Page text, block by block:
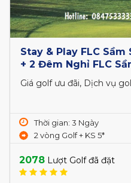
Stay & Play FLC
+ 2 Đêm Nghỉ FLC
Giá golf ưu đãi, Dịch vụ
Thời gian: 3 Ngày
2 vòng Golf + KS 5*
2078 Lượt Golf đã đặt